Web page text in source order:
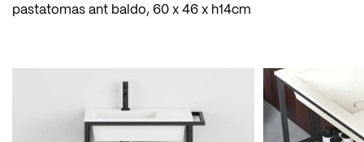
pastatomas ant baldo, 60 x 46 x h14cm